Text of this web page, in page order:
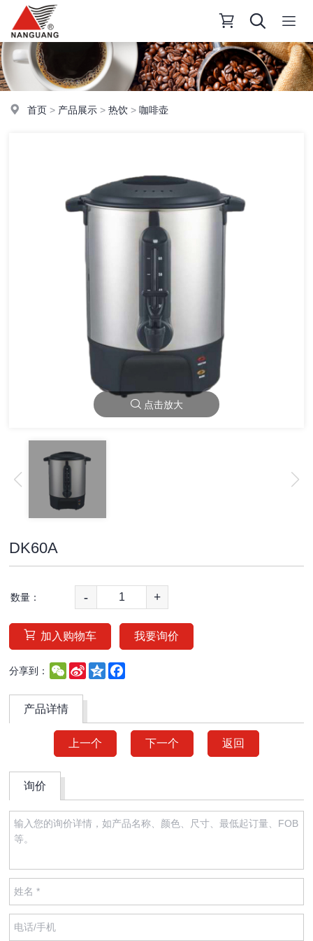
首页 > 产品展示 >热饮 >咖啡壶
点击放大
DK60A
数量： - +
加入购物车 我要询价
分享到： WeChat
Sina
Weibo
Qzone
产品详情
上一个 下一个 返回
询价